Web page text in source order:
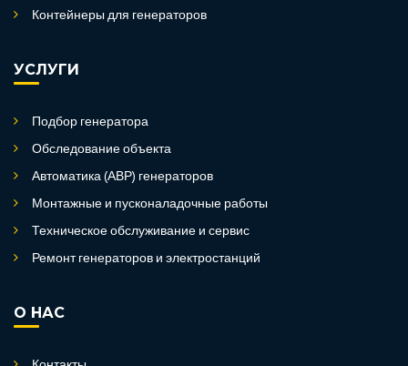
Контейнеры для генераторов
УСЛУГИ
Подбор генератора
Обследование объекта
Автоматика (АВР) генераторов
Монтажные и пусконаладочные работы
Техническое обслуживание и сервис
Ремонт генераторов и электростанций
О НАС